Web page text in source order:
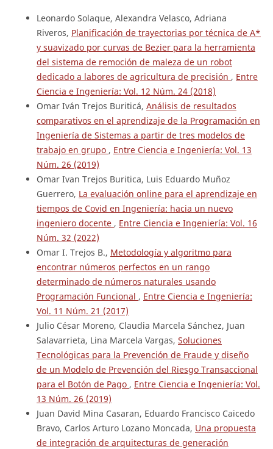
Leonardo Solaque, Alexandra Velasco, Adriana
Riveros, Planificación de trayectorias por técnica de A*
y suavizado por curvas de Bezier para la herramienta
del sistema de remoción de maleza de un robot
dedicado a labores de agricultura de precisión , Entre
Ciencia e Ingeniería: Vol. 12 Núm. 24 (2018)
Omar Iván Trejos Buriticá, Análisis de resultados
comparativos en el aprendizaje de la Programación en
Ingeniería de Sistemas a partir de tres modelos de
trabajo en grupo , Entre Ciencia e Ingeniería: Vol. 13
Núm. 26 (2019)
Omar Ivan Trejos Buritica, Luis Eduardo Muñoz
Guerrero, La evaluación online para el aprendizaje en
tiempos de Covid en Ingeniería: hacia un nuevo
ingeniero docente , Entre Ciencia e Ingeniería: Vol. 16
Núm. 32 (2022)
Omar I. Trejos B., Metodología y algoritmo para
encontrar números perfectos en un rango
determinado de números naturales usando
Programación Funcional , Entre Ciencia e Ingeniería:
Vol. 11 Núm. 21 (2017)
Julio César Moreno, Claudia Marcela Sánchez, Juan
Salavarrieta, Lina Marcela Vargas, Soluciones
Tecnológicas para la Prevención de Fraude y diseño
de un Modelo de Prevención del Riesgo Transaccional
para el Botón de Pago , Entre Ciencia e Ingeniería: Vol.
13 Núm. 26 (2019)
Juan David Mina Casaran, Eduardo Francisco Caicedo
Bravo, Carlos Arturo Lozano Moncada, Una propuesta
de integración de arquitecturas de generación